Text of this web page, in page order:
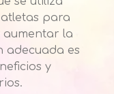
para
aumentar la
adecuada es
y